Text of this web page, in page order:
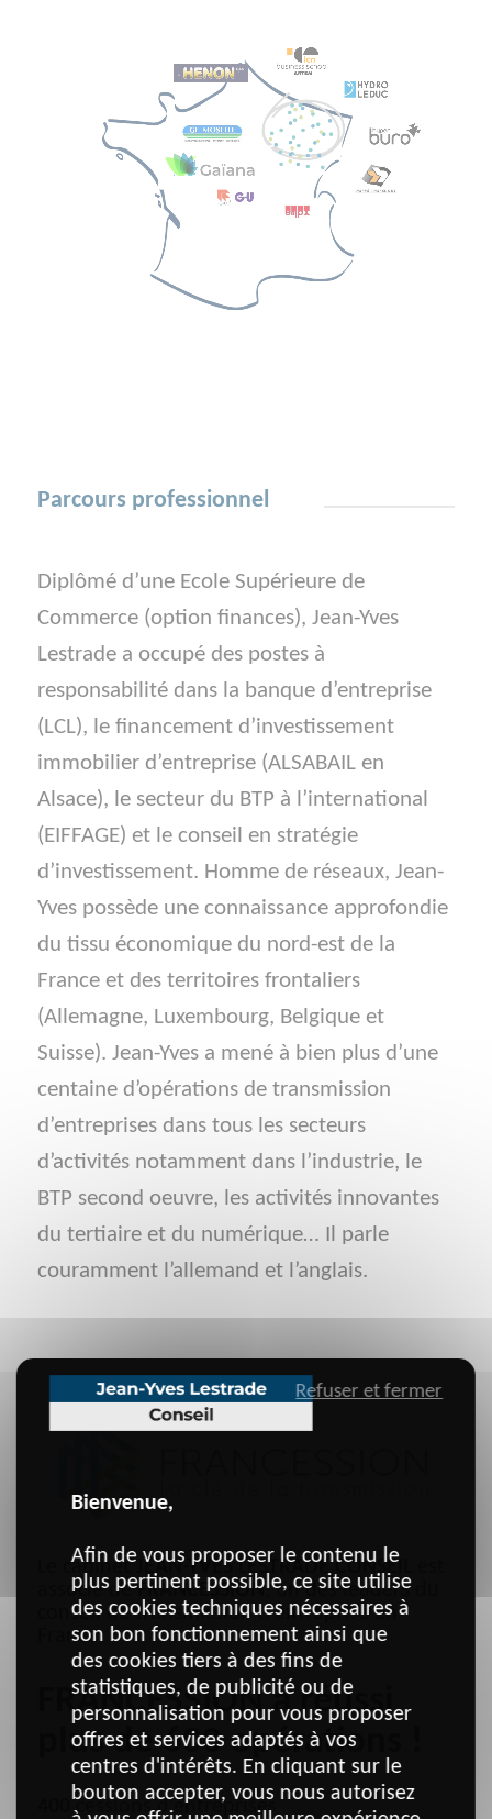
Parcours professionnel
Diplômé d’une Ecole Supérieure de
Commerce (option finances), Jean-Yves
Lestrade a occupé des postes à
responsabilité dans la banque d’entreprise
(LCL), le financement d’investissement
immobilier d’entreprise (ALSABAIL en
Alsace), le secteur du BTP à l’international
(EIFFAGE) et le conseil en stratégie
d’investissement. Homme de réseaux, Jean-
Yves possède une connaissance approfondie
du tissu économique du nord-est de la
France et des territoires frontaliers
(Allemagne, Luxembourg, Belgique et
Suisse). Jean-Yves a mené à bien plus d’une
centaine d’opérations de transmission
d’entreprises dans tous les secteurs
d’activités notamment dans l’industrie, le
BTP second oeuvre, les activités innovantes
du tertiaire et du numérique… Il parle
couramment l’allemand et l’anglais.
Le cabinetJEAN-YVES LESTRADE CONSEIL
associé deFRANCESSION, un des leaders du
conseil de transmission d’entreprise en
France.
FRANCESSION a réussi
plus de 600 opérations !
cessions d’entreprises
Bienvenue,
Afin de vous proposer le contenu le
plus pertinent possible, ce site utilise
des cookies techniques nécessaires à
son bon fonctionnement ainsi que
des cookies tiers à des fins de
statistiques, de publicité ou de
personnalisation pour vous proposer
offres et services adaptés à vos
centres d'intérêts. En cliquant sur le
bouton accepter, vous nous autorisez
Refuser et fermer